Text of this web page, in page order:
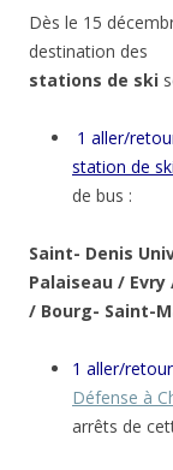
Dès le 15
destination des
stations de ski
1 aller/
station de
de bus :
Saint- Denis
Palaiseau /
/ Bourg- Saint-
1 aller/
Défense à
arrêts de